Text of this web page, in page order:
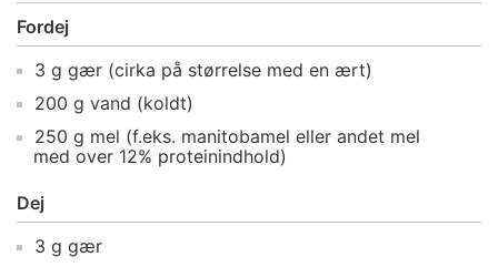
Fordej
3 g gær (cirka på størrelse med en ært)
200 g vand (koldt)
250 g mel (f.eks. manitobamel eller andet mel
med over 12% proteinindhold)
Dej
3 g gær